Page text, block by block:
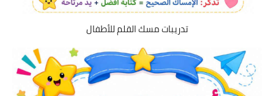
تدريبات مسك القلم للأطفال